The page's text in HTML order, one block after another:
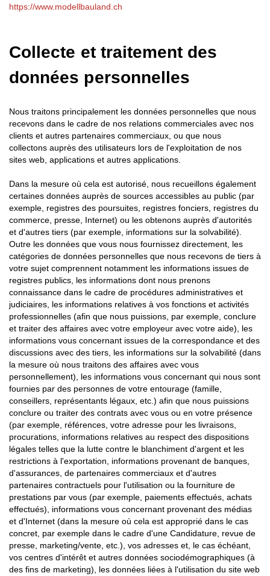
https://www.modellbauland.ch
Collecte et traitement des
données personnelles
Nous traitons principalement les données personnelles que nous
recevons dans le cadre de nos relations commerciales avec nos
clients et autres partenaires commerciaux, ou que nous
collectons auprès des utilisateurs lors de l'exploitation de nos
sites web, applications et autres applications.
Dans la mesure où cela est autorisé, nous recueillons également
certaines données auprès de sources accessibles au public (par
exemple, registres des poursuites, registres fonciers, registres du
commerce, presse, Internet) ou les obtenons auprès d'autorités
et d'autres tiers (par exemple, informations sur la solvabilité).
Outre les données que vous nous fournissez directement, les
catégories de données personnelles que nous recevons de tiers à
votre sujet comprennent notamment les informations issues de
registres publics, les informations dont nous prenons
connaissance dans le cadre de procédures administratives et
judiciaires, les informations relatives à vos fonctions et activités
professionnelles (afin que nous puissions, par exemple, conclure
et traiter des affaires avec votre employeur avec votre aide), les
informations vous concernant issues de la correspondance et des
discussions avec des tiers, les informations sur la solvabilité (dans
la mesure où nous traitons des affaires avec vous
personnellement), les informations vous concernant qui nous sont
fournies par des personnes de votre entourage (famille,
conseillers, représentants légaux, etc.) afin que nous puissions
conclure ou traiter des contrats avec vous ou en votre présence
(par exemple, références, votre adresse pour les livraisons,
procurations, informations relatives au respect des dispositions
légales telles que la lutte contre le blanchiment d'argent et les
restrictions à l'exportation, informations provenant de banques,
d'assurances, de partenaires commerciaux et d'autres
partenaires contractuels pour l'utilisation ou la fourniture de
prestations par vous (par exemple, paiements effectués, achats
effectués), informations vous concernant provenant des médias
et d'Internet (dans la mesure où cela est approprié dans le cas
concret, par exemple dans le cadre d'une Candidature, revue de
presse, marketing/vente, etc.), vos adresses et, le cas échéant,
vos centres d'intérêt et autres données sociodémographiques (à
des fins de marketing), les données liées à l'utilisation du site web